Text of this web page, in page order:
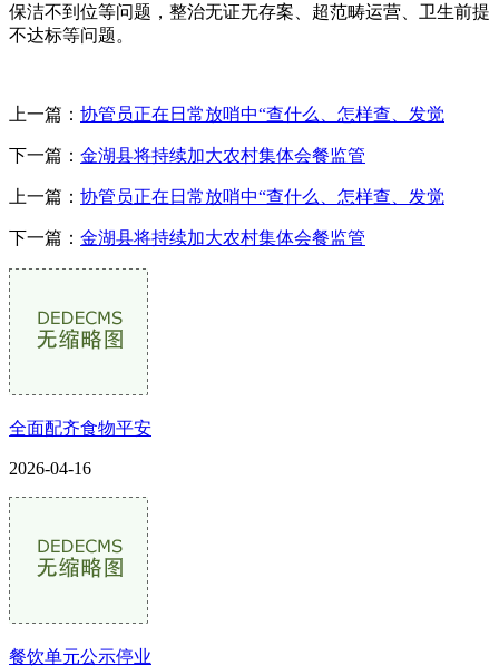
保洁不到位等问题，整治无证无存案、超范畴运营、卫生前提
不达标等问题。
上一篇： 协管员正在日常放哨中“查什么、怎样查、发觉
下一篇： 金湖县将持续加大农村集体会餐监管
上一篇： 协管员正在日常放哨中“查什么、怎样查、发觉
下一篇： 金湖县将持续加大农村集体会餐监管
全面配齐食物平安
2026-04-16
餐饮单元公示停业